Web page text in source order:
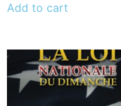
Add to cart